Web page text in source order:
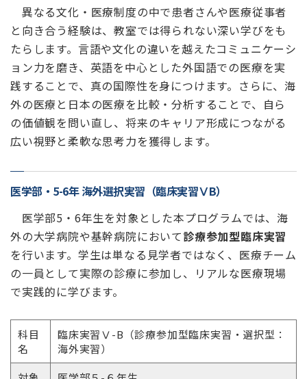
異なる文化・医療制度の中で患者さんや医療従事者
と向き合う経験は、教室では得られない深い学びをも
たらします。言語や文化の違いを越えたコミュニケーシ
ョン力を磨き、英語を中心とした外国語での医療を実
践することで、真の国際性を身につけます。さらに、海
外の医療と日本の医療を比較・分析することで、自ら
の価値観を問い直し、将来のキャリア形成につながる
広い視野と柔軟な思考力を獲得します。
医学部・5-6年 海外選択実習（臨床実習ⅤB）
医学部5・6年生を対象とした本プログラムでは、海
外の大学病院や基幹病院において診療参加型臨床実習
を行います。学生は単なる見学者ではなく、医療チーム
の一員として実際の診療に参加し、リアルな医療現場
で実践的に学びます。
科目
名
臨床実習Ⅴ-B（診療参加型臨床実習・選択型：
海外実習）